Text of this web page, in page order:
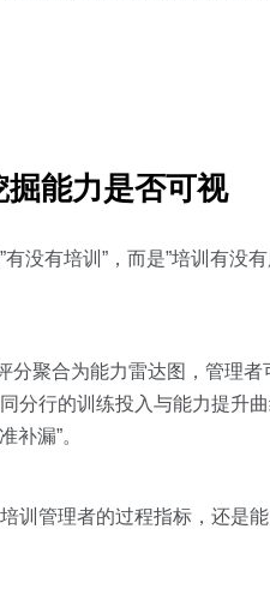
能力是否可视
没有培训”，而是”培训有没
聚合为能力雷达图，管理者
分行的训练投入与能力提升
补漏”。
训管理者的过程指标，还是